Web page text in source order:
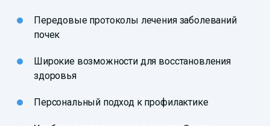
Передовые протоколы лечения заболеваний
почек
Широкие возможности для восстановления
здоровья
Персональный подход к профилактике